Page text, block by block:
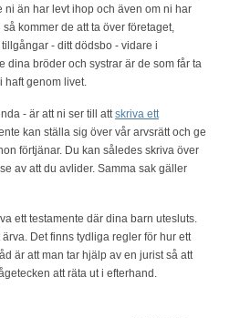
ni än har levt ihop och även om ni har
kommer de att ta över företaget,
- ditt dödsbo - vidare i
dina bröder och systrar är de som får ta
haft genom livet.
- är att ni ser till attskriva ett
kan ställa sig över vår arvsrätt och ge
förtjänar. Du kan således skriva över
av att du avlider. Samma sak gäller
ett testamente där dina barn utesluts.
Det finns tydliga regler för hur ett
är att man tar hjälp av en jurist så att
att räta ut i efterhand.